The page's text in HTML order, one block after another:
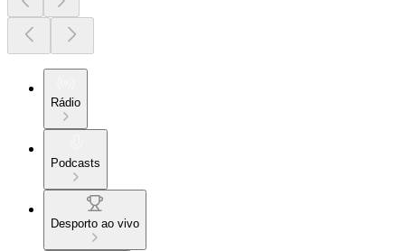
Rádio
Podcasts
Desporto ao vivo